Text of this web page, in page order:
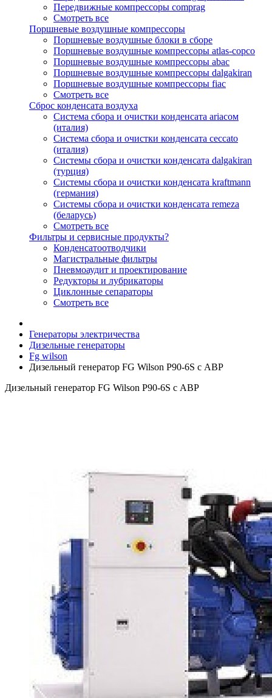
Передвижные компрессоры comprag
Смотреть все
Поршневые воздушные компрессоры
Поршневые воздушные блоки в сборе
Поршневые воздушные компрессоры atlas-copco
Поршневые воздушные компрессоры abac
Поршневые воздушные компрессоры dalgakiran
Поршневые воздушные компрессоры fiac
Смотреть все
Сброс конденсата воздуха
Система сбора и очистки конденсата ariacом
(италия)
Система сбора и очистки конденсата ceccato
(италия)
Системы сбора и очистки конденсата dalgakiran
(турция)
Системы сбора и очистки конденсата kraftmann
(германия)
Системы сбора и очистки конденсата remeza
(беларусь)
Смотреть все
Фильтры и сервисные продукты?
Конденсатоотводчики
Магистральные фильтры
Пневмоаудит и проектирование
Редукторы и лубрикаторы
Циклонные сепараторы
Смотреть все
Генераторы электричества
Дизельные генераторы
Fg wilson
Дизельный генератор FG Wilson P90-6S с АВР
Дизельный генератор FG Wilson P90-6S с АВР